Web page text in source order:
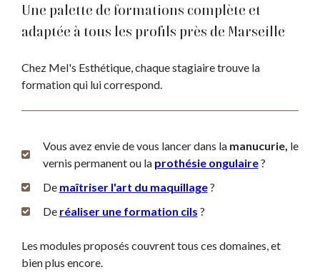
Une palette de formations complète et
adaptée à tous les profils près de Marseille
Chez Mel's Esthétique, chaque stagiaire trouve la
formation qui lui correspond.
Vous avez envie de vous lancer dans la manucurie, le
vernis permanent ou la prothésie ongulaire?
De maîtriser l'art du maquillage?
De réaliser une formation cils ?
Les modules proposés couvrent tous ces domaines, et
bien plus encore.